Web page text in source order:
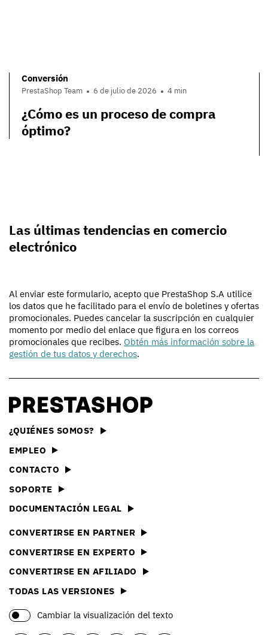
Conversión
PrestaShop Team 6 de julio de 2026 4 min
¿Cómo es un proceso de compra
óptimo?
Las últimas tendencias en comercio
electrónico
Al enviar este formulario, acepto que PrestaShop S.A utilice
los datos que he facilitado para el envío de boletines y ofertas
promocionales. Puedes cancelar la suscripción en cualquier
momento por medio del enlace que figura en los correos
promocionales que recibes. Obtén más información sobre la
gestión de tus datos y derechos.
¿QUIÉNES SOMOS?
EMPLEO
CONTACTO
SOPORTE
DOCUMENTACIÓN LEGAL
CONVERTIRSE EN PARTNER
CONVERTIRSE EN EXPERTO
CONVERTIRSE EN AFILIADO
TODAS LAS VERSIONES
Cambiar la visualización del texto